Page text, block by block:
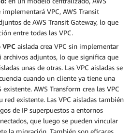
VPC, AWS Transit
de AWS Transit Gateway, lo que
entre todas las VPC.
aislada crea VPC sin implementar
archivos adjuntos, lo que significa que
unas de otras. Las VPC aisladas se
cuando un cliente ya tiene una
AWS Transform crea las VPC
red existente. Las VPC aisladas también
de IP superpuestos a entornos
que luego se pueden vincular
la migración. También son eficaces